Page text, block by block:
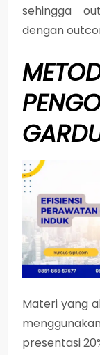
sehingga
dengan
Materi yang
presentasi